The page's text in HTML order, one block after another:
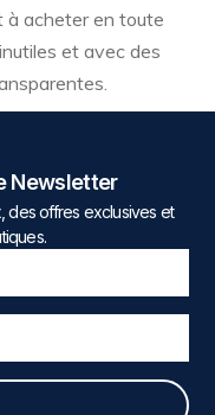
à acheter en toute
et avec des
Newsletter
des offres exclusives et